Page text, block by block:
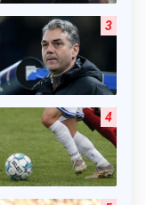
3
4